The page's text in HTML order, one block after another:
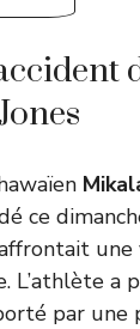
ce
une
L’athlète a
par une